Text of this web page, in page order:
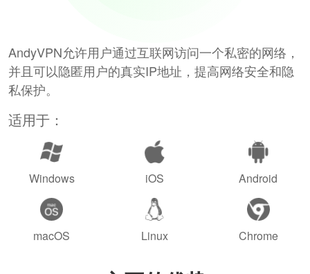
AndyVPN允许用户通过互联网访问一个私密的网络，
并且可以隐匿用户的真实IP地址，提高网络安全和隐
私保护。
适用于：
Windows iOS Android
macOS Linux Chrome